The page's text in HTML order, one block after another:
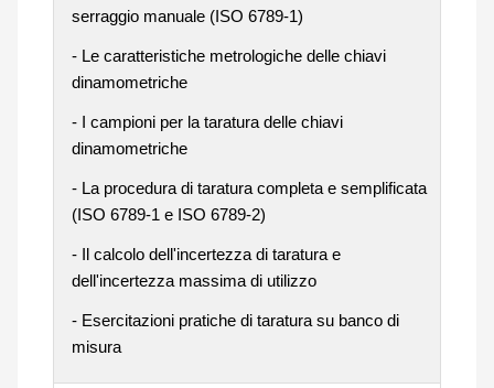
serraggio manuale (ISO 6789-1)
- Le caratteristiche metrologiche delle chiavi
dinamometriche
- I campioni per la taratura delle chiavi
dinamometriche
- La procedura di taratura completa e semplificata
(ISO 6789-1 e ISO 6789-2)
- Il calcolo dell'incertezza di taratura e
dell'incertezza massima di utilizzo
- Esercitazioni pratiche di taratura su banco di
misura